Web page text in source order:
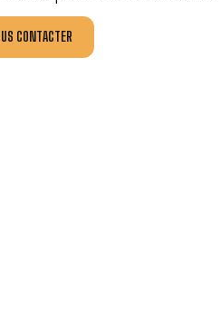
CONTACTER